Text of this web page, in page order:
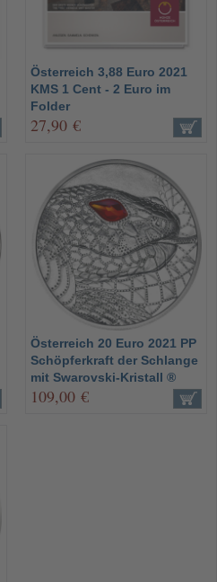
Österreich 3,88 Euro 2021
KMS 1 Cent - 2 Euro im
Folder
27,90 €
Österreich 20 Euro 2021 PP
Schöpferkraft der Schlange
mit Swarovski-Kristall ®
109,00 €